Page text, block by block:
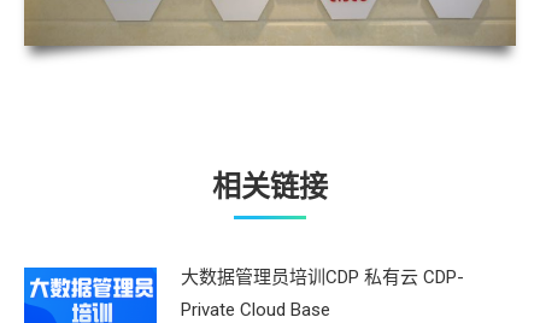
相关链接
大数据管理员培训CDP 私有云 CDP-
Private Cloud Base